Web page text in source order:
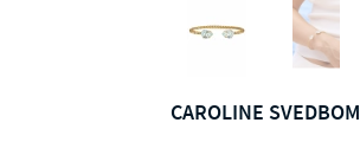
CAROLINE SVEDBOM